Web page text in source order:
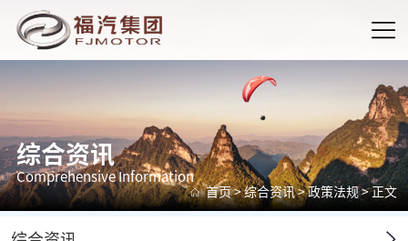
综合资讯
Comprehensive Information
首页>综合资讯>政策法规> 正文